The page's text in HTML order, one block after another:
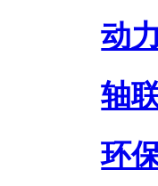
动
轴
环